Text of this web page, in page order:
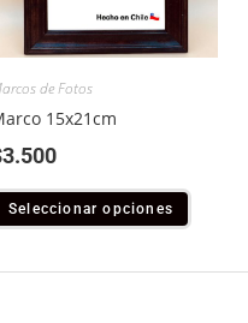
de Fotos
15x21cm
3.500
Seleccionar opciones